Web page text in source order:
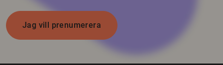
Jag vill prenumerera